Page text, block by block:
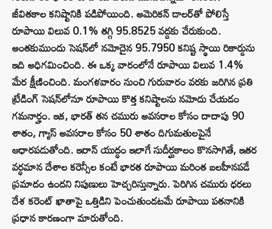
జీవితకాల కనిష్టానికి పడిపోయింది. అమెరికన్ డాలర్‌తో పోలిస్తే
రూపాయి విలువ 0.1% తగ్గి 95.8525 వద్దకు చేరుకుంది.
అంతకుముందు సెషన్‌లో నమోదైన 95.7950 కనిష్ట స్థాయి రికార్డును
ఇది అధిగమించింది. ఈ ఒక్క వారంలోనే రూపాయి విలువ 1.4%
మేర క్షీణించింది. మంగళవారం నుంచి గురువారం వరకు జరిగిన ప్రతి
ట్రేడింగ్ సెషన్‌లోనూ రూపాయి కొత్త కనిష్టాలను నమోదు చేయడం
గమనార్హం. ఇక, భారత్ తన చమురు అవసరాల కోసం దాదాపు 90
శాతం, గ్యాస్ అవసరాల కోసం 50 శాతం దిగుమతులపైనే
ఆధారపడుతోంది. ఇరాన్ యుద్ధం ఇలాగే సుదీర్ఘకాలం కొనసాగితే, ఇతర
వర్ధమాన దేశాల కరెన్సీల కంటే భారత రూపాయి మరింత బలహీనపడే
ప్రమాదం ఉందని నిపుణులు హెచ్చరిస్తున్నారు. పెరిగిన చమురు ధరలు
దేశ కరెంట్ ఖాతాపై ఒత్తిడిని పెంచుతుండటమే రూపాయి పతనానికి
ప్రధాన కారణంగా మారుతోంది.